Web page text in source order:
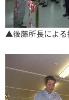
▲後藤所長による